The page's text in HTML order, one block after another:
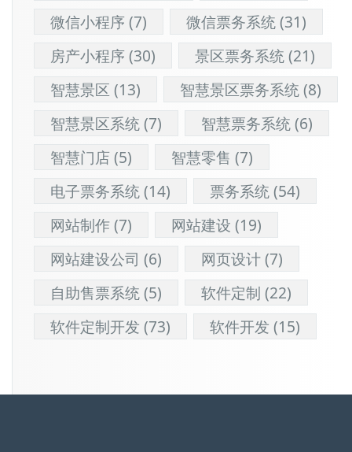
微信小程序(7) 微信票务系统(31)
房产小程序(30) 景区票务系统(21)
智慧景区 (13) 智慧景区票务系统(8)
智慧景区系统(7) 智慧票务系统(6)
智慧门店(5) 智慧零售 (7)
电子票务系统(14) 票务系统(54)
网站制作(7) 网站建设 (19)
网站建设公司 (6) 网页设计(7)
自助售票系统(5) 软件定制 (22)
软件定制开发 (73) 软件开发 (15)